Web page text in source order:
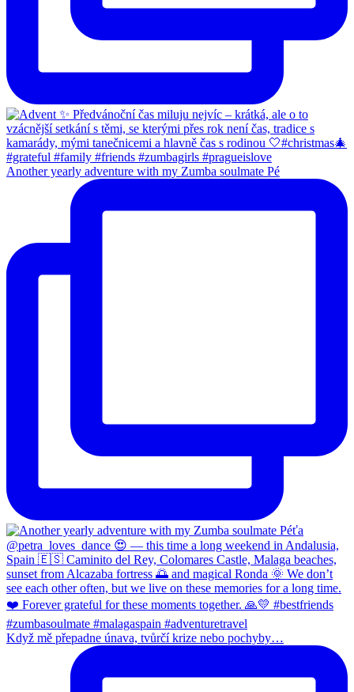
Another yearly adventure with my Zumba soulmate Pé
Když mě přepadne únava, tvůrčí krize nebo pochyby…